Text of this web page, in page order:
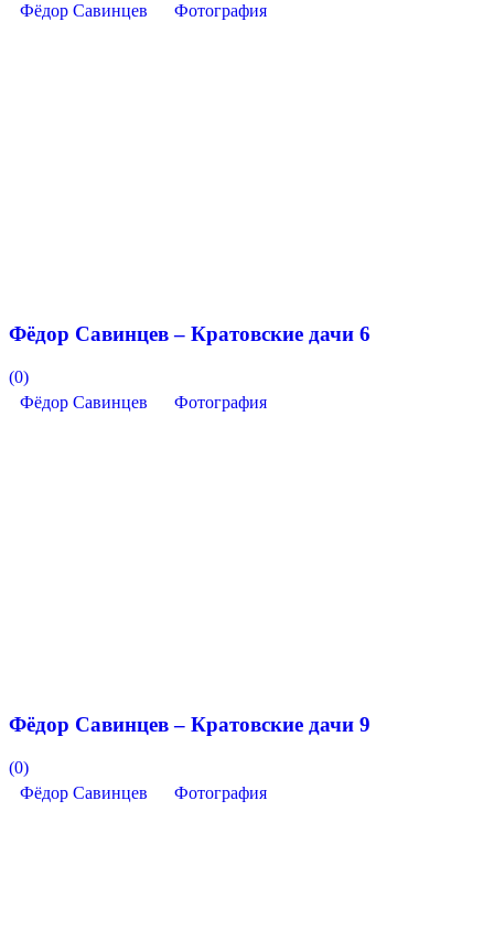
Фёдор Савинцев
Фотография
Фёдор Савинцев – Кратовские дачи 6
(0)
Фёдор Савинцев
Фотография
Фёдор Савинцев – Кратовские дачи 9
(0)
Фёдор Савинцев
Фотография